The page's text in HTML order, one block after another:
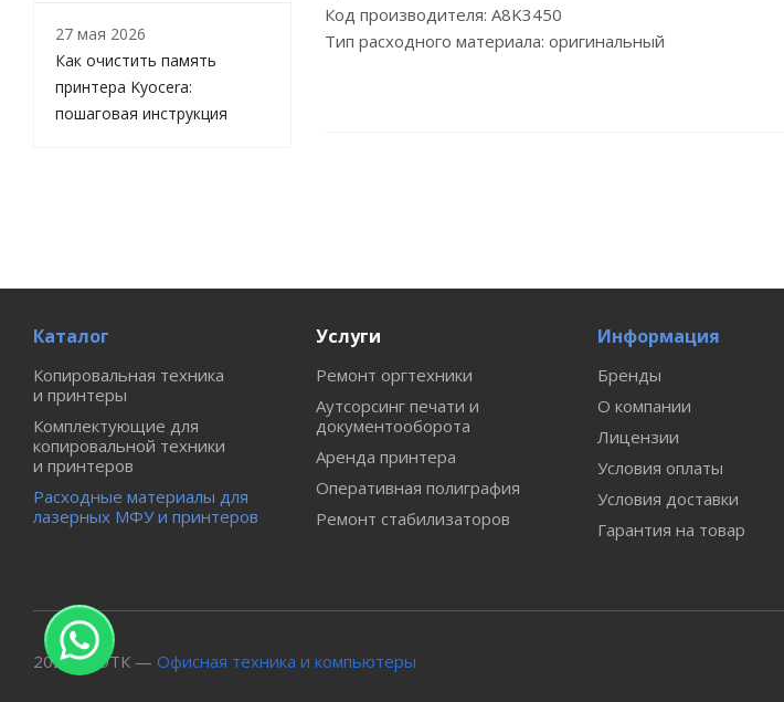
Код производителя: A8K3450
Тип расходного материала: оригинальный
27 мая 2026
Как очистить память
принтера Kyocera:
пошаговая инструкция
Каталог
Копировальная техника
и принтеры
Комплектующие для
копировальной техники
и принтеров
Расходные материалы для
лазерных МФУ и принтеров
Услуги
Ремонт оргтехники
Аутсорсинг печати и
документооборота
Аренда принтера
Оперативная полиграфия
Ремонт стабилизаторов
Информация
Бренды
О компании
Лицензии
Условия оплаты
Условия доставки
Гарантия на товар
2026 © ОТК — Офисная техника и компьютеры